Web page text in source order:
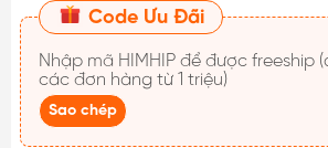
Code Ưu Đãi
Nhập mã HIMHIP
các đơn hàng từ 1 triệu)
Sao chép